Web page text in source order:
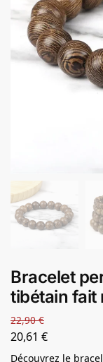
Bracelet
tibétain fait
22,90€
20,61 €
Découvrez le